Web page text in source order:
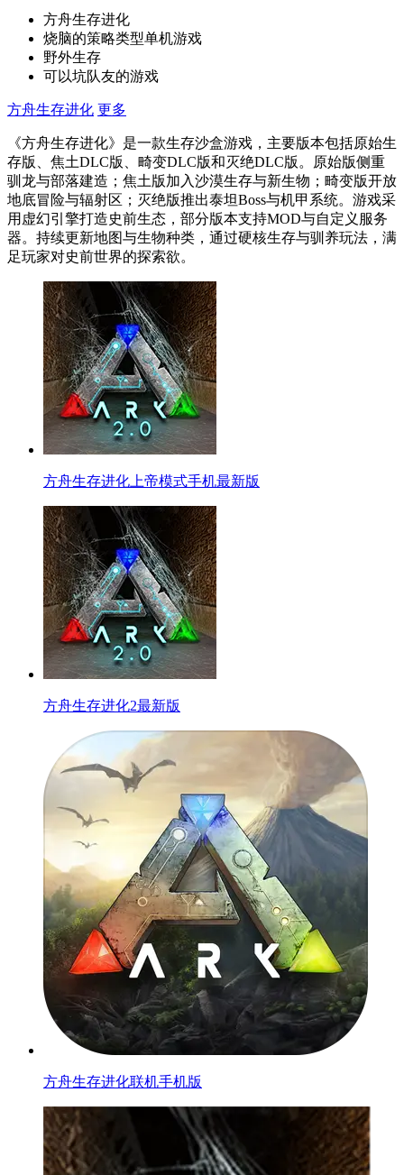
方舟生存进化
烧脑的策略类型单机游戏
野外生存
可以坑队友的游戏
方舟生存进化 更多
《方舟生存进化》是一款生存沙盒游戏，主要版本包括原始生
存版、焦土DLC版、畸变DLC版和灭绝DLC版。原始版侧重
驯龙与部落建造；焦土版加入沙漠生存与新生物；畸变版开放
地底冒险与辐射区；灭绝版推出泰坦Boss与机甲系统。游戏采
用虚幻引擎打造史前生态，部分版本支持MOD与自定义服务
器。持续更新地图与生物种类，通过硬核生存与驯养玩法，满
足玩家对史前世界的探索欲。
方舟生存进化上帝模式手机最新版
方舟生存进化2最新版
方舟生存进化联机手机版